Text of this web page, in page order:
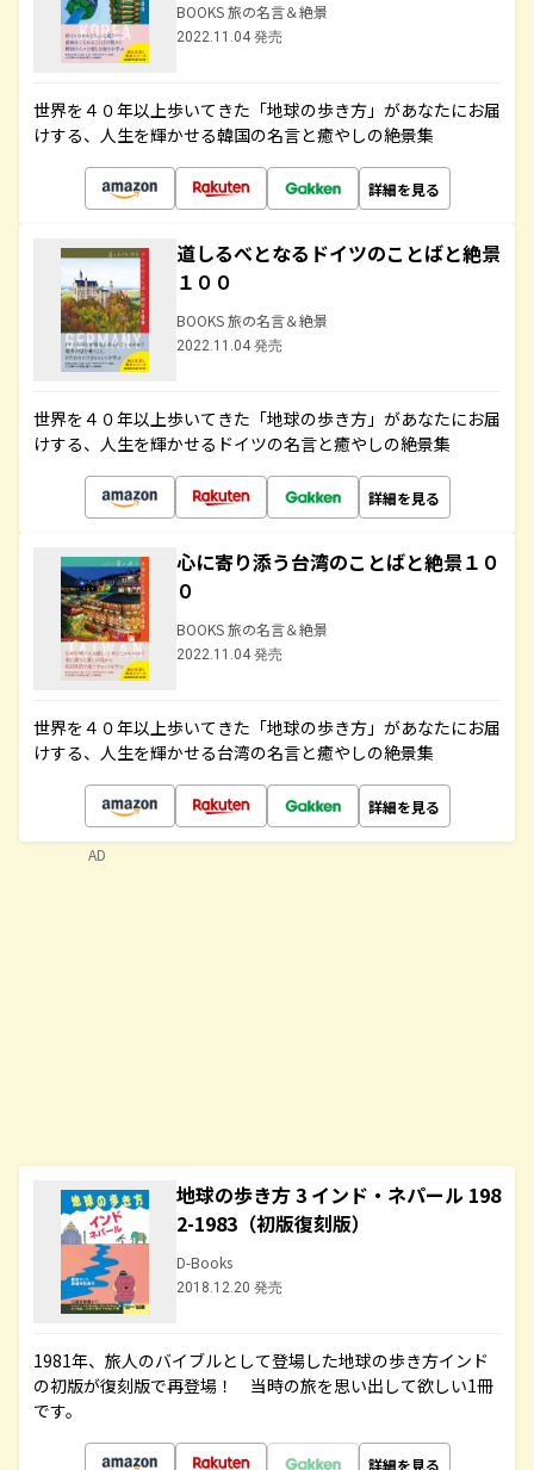
BOOKS 旅の名言＆絶景
2022.11.04 発売
世界を４０年以上歩いてきた「地球の歩き方」があなたにお届
けする、人生を輝かせる韓国の名言と癒やしの絶景集
詳細を見る
道しるべとなるドイツのことばと絶景
１００
BOOKS 旅の名言＆絶景
2022.11.04 発売
世界を４０年以上歩いてきた「地球の歩き方」があなたにお届
けする、人生を輝かせるドイツの名言と癒やしの絶景集
詳細を見る
心に寄り添う台湾のことばと絶景１０
０
BOOKS 旅の名言＆絶景
2022.11.04 発売
世界を４０年以上歩いてきた「地球の歩き方」があなたにお届
けする、人生を輝かせる台湾の名言と癒やしの絶景集
詳細を見る
地球の歩き方 3 インド・ネパール 198
2-1983（初版復刻版）
D-Books
2018.12.20 発売
1981年、旅人のバイブルとして登場した地球の歩き方インド
の初版が復刻版で再登場！ 当時の旅を思い出して欲しい1冊
です。
詳細を見る
AD